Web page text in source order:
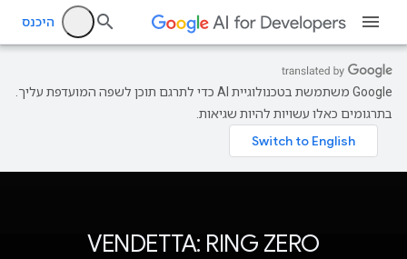
היכנס
‫Google משתמשת בטכנולוגיית AI כדי לתרגם תוכן לשפה המועדפת עליך.
בתרגומים כאלו עשויות להיות שגיאות.
VENDETTA: RING ZERO